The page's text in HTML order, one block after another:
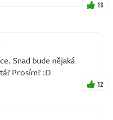
13
Snad bude nějaká
Prosím? :D
12